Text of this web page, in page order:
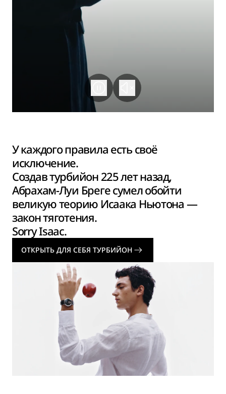
У каждого правила есть своё
исключение.
Создав турбийон 225 лет назад,
Абрахам-Луи Бреге сумел обойти
великую теорию Исаака Ньютона —
закон тяготения.
Sorry Isaac.
ОТКРЫТЬ ДЛЯ СЕБЯ ТУРБИЙОН